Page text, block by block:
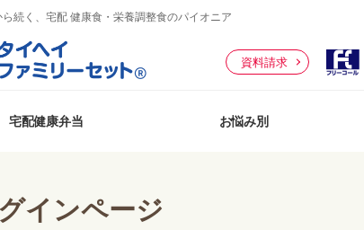
続く、宅配 健康食・栄養調整食のパイオニア
資料請求
宅配健康弁当 お悩み別
インページ